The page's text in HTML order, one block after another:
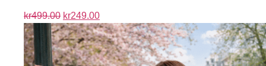
kr499.00 kr249.00